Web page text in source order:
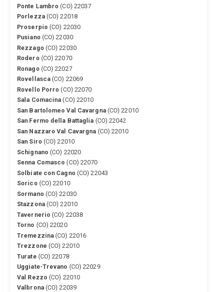
Ponte Lambro (CO) 22037
Porlezza(CO) 22018
Proserpio (CO) 22030
Pusiano (CO) 22030
Rezzago (CO) 22030
Rodero (CO) 22070
Ronago (CO) 22027
Rovellasca (CO) 22069
Rovello Porro (CO) 22070
Sala Comacina (CO) 22010
San Bartolomeo Val Cavargna(CO) 22010
San Fermo della Battaglia (CO) 22042
San Nazzaro Val Cavargna (CO) 22010
San Siro (CO) 22010
Schignano (CO) 22020
Senna Comasco (CO) 22070
Solbiate con Cagno (CO) 22043
Sorico (CO) 22010
Sormano (CO) 22030
Stazzona(CO) 22010
Tavernerio (CO) 22038
Torno (CO) 22020
Tremezzina (CO) 22016
Trezzone (CO) 22010
Turate (CO) 22078
Uggiate-Trevano (CO) 22029
Val Rezzo (CO) 22010
Valbrona(CO) 22039